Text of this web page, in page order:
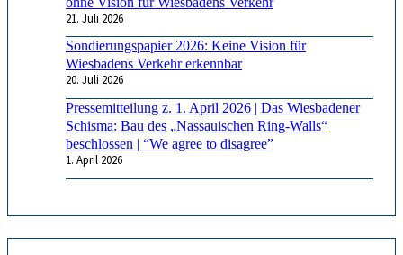
21. Juli 2026
Sondierungspapier 2026: Keine Vision für
Wiesbadens Verkehr erkennbar
20. Juli 2026
Pressemitteilung z. 1. April 2026 | Das Wiesbadener
Schisma: Bau des „Nassauischen Ring-Walls“
beschlossen | “We agree to disagree”
1. April 2026